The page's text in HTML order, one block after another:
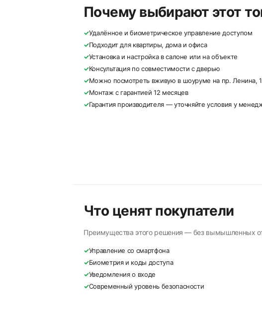
Почему выбирают этот
✓Удалённое и биометрическое управление доступом
✓Подходит для квартиры, дома и офиса
✓Установка и настройка в салоне или на объекте
✓Консультация по совместимости с дверью
✓Можно посмотреть вживую в шоуруме на пр. Ленина,
✓Монтаж с гарантией 12 месяцев
✓Гарантия производителя — уточняйте условия у
Что ценят покупатели
Преимущества этого решения — без вымышленных
✓Управление со смартфона
✓Биометрия и коды доступа
✓Уведомления о входе
✓Современный уровень безопасности